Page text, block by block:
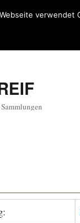
verwendet